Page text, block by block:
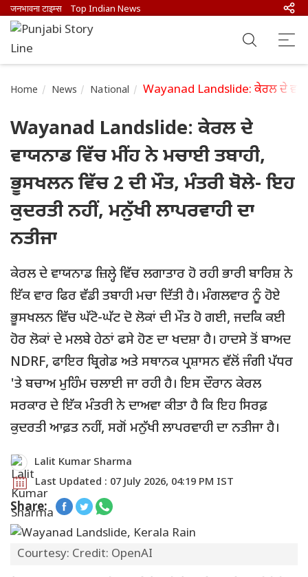
जनभावना टाइम्स Top Indian News
Home News National Wayanad Landslide: ਕੇਰਲ ਦੇ
Wayanad Landslide: ਕੇਰਲ ਦੇ
ਵਾਯਨਾਡ ਵਿੱਚ ਮੀਂਹ ਨੇ ਮਚਾਈ ਤਬਾਹੀ,
ਭੂਸਖਲਨ ਵਿੱਚ 2 ਦੀ ਮੌਤ, ਮੰਤਰੀ ਬੋਲੇ- ਇਹ
ਕੁਦਰਤੀ ਨਹੀਂ, ਮਨੁੱਖੀ ਲਾਪਰਵਾਹੀ ਦਾ
ਨਤੀਜਾ
ਕੇਰਲ ਦੇ ਵਾਯਨਾਡ ਜ਼ਿਲ੍ਹੇ ਵਿੱਚ ਲਗਾਤਾਰ ਹੋ ਰਹੀ ਭਾਰੀ ਬਾਰਿਸ਼ ਨੇ
ਇੱਕ ਵਾਰ ਫਿਰ ਵੱਡੀ ਤਬਾਹੀ ਮਚਾ ਦਿੱਤੀ ਹੈ। ਮੰਗਲਵਾਰ ਨੂੰ ਹੋਏ
ਭੂਸਖਲਨ ਵਿੱਚ ਘੱਟੋ-ਘੱਟ ਦੋ ਲੋਕਾਂ ਦੀ ਮੌਤ ਹੋ ਗਈ, ਜਦਕਿ ਕਈ
ਹੋਰ ਲੋਕਾਂ ਦੇ ਮਲਬੇ ਹੇਠਾਂ ਫਸੇ ਹੋਣ ਦਾ ਖਦਸ਼ਾ ਹੈ। ਹਾਦਸੇ ਤੋਂ ਬਾਅਦ
NDRF, ਫਾਇਰ ਬ੍ਰਿਗੇਡ ਅਤੇ ਸਥਾਨਕ ਪ੍ਰਸ਼ਾਸਨ ਵੱਲੋਂ ਜੰਗੀ ਪੱਧਰ
'ਤੇ ਬਚਾਅ ਮੁਹਿੰਮ ਚਲਾਈ ਜਾ ਰਹੀ ਹੈ। ਇਸ ਦੌਰਾਨ ਕੇਰਲ
ਸਰਕਾਰ ਦੇ ਇੱਕ ਮੰਤਰੀ ਨੇ ਦਾਅਵਾ ਕੀਤਾ ਹੈ ਕਿ ਇਹ ਸਿਰਫ਼
ਕੁਦਰਤੀ ਆਫ਼ਤ ਨਹੀਂ, ਸਗੋਂ ਮਨੁੱਖੀ ਲਾਪਰਵਾਹੀ ਦਾ ਨਤੀਜਾ ਹੈ।
Lalit Kumar Sharma
Last Updated : 07 July 2026, 04:19 PM IST
Share:
Courtesy: Credit: OpenAI